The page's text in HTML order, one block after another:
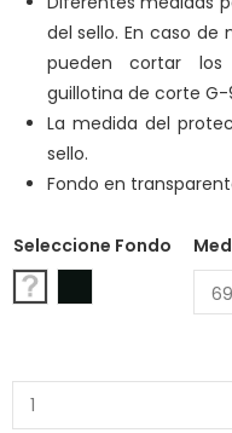
del sello. En caso
pueden cortar
guillotina de corte G-
La medida del
sello.
Fondo en
Seleccione Fondo
Transparente